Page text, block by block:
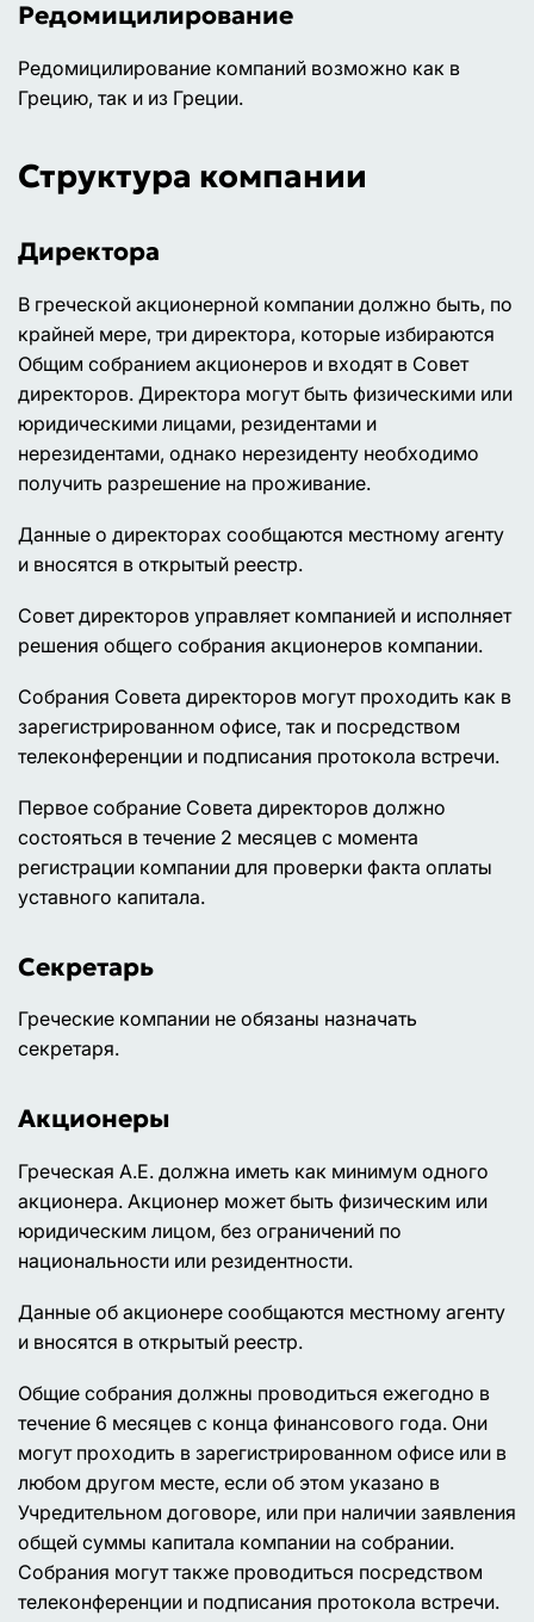
Редомицилирование
Редомицилирование компаний возможно как в
Грецию, так и из Греции.
Структура компании
Директора
В греческой акционерной компании должно быть, по
крайней мере, три директора, которые избираются
Общим собранием акционеров и входят в Совет
директоров. Директора могут быть физическими или
юридическими лицами, резидентами и
нерезидентами, однако нерезиденту необходимо
получить разрешение на проживание.
Данные о директорах сообщаются местному агенту
и вносятся в открытый реестр.
Совет директоров управляет компанией и исполняет
решения общего собрания акционеров компании.
Собрания Совета директоров могут проходить как в
зарегистрированном офисе, так и посредством
телеконференции и подписания протокола встречи.
Первое собрание Совета директоров должно
состояться в течение 2 месяцев с момента
регистрации компании для проверки факта оплаты
уставного капитала.
Секретарь
Греческие компании не обязаны назначать
секретаря.
Акционеры
Греческая А.Е. должна иметь как минимум одного
акционера. Акционер может быть физическим или
юридическим лицом, без ограничений по
национальности или резидентности.
Данные об акционере сообщаются местному агенту
и вносятся в открытый реестр.
Общие собрания должны проводиться ежегодно в
течение 6 месяцев с конца финансового года. Они
могут проходить в зарегистрированном офисе или в
любом другом месте, если об этом указано в
Учредительном договоре, или при наличии заявления
общей суммы капитала компании на собрании.
Собрания могут также проводиться посредством
телеконференции и подписания протокола встречи.